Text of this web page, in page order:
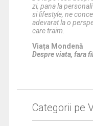
zi, pana la
si lifestyle, ne
adevarat la o
care traim.
Viața Mondenă
Despre viata, fara
Categorii pe